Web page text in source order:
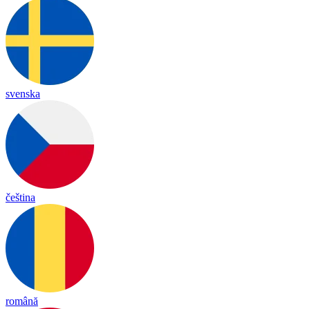
svenska
čeština
română